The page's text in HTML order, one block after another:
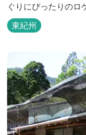
ぐりにぴったりのロ
東紀州